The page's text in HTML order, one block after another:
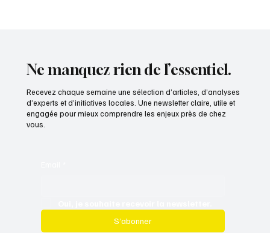
Ne manquez rien de l’essentiel.
Recevez chaque semaine une sélection d’articles, d’analyses
d’experts et d’initiatives locales. Une newsletter claire, utile et
engagée pour mieux comprendre les enjeux près de chez
vous.
S’abonner